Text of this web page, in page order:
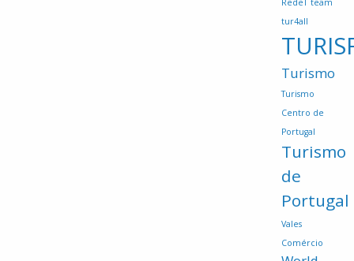
RedeT
team
tur4all
Turismo
Turismo
Centro de
Portugal
Turismo
de
Portugal
Vales
Comércio